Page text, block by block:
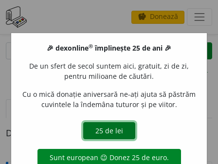
savings Donează
clear
opțiuni
definiții (1) pronunțievolume_up (9)
Definiția cu ID-ul 676033:
🎉 dexonline® împlinește 25 de ani 🎉
De un sfert de secol suntem aici, gratuit, zi de zi,
pentru milioane de căutări.
Cu o mică donație aniversară ne-ați ajuta să păstrăm
cuvintele la îndemâna tuturor și pe viitor.